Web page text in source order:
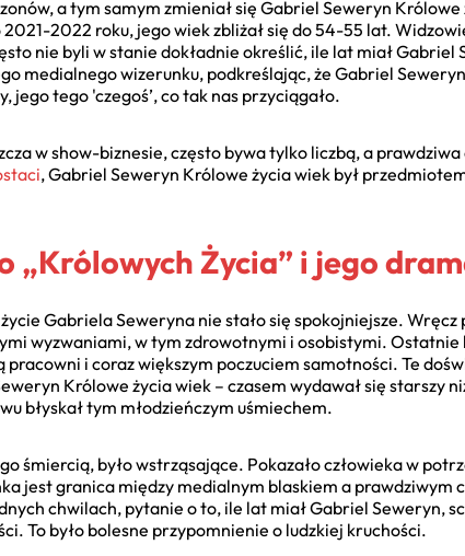
a tym samym zmieniał się Gabriel Seweryn
2022 roku, jego wiek zbliżał się do 54-55 lat.
nie byli w stanie dokładnie określić, ile lat miał
medialnego wizerunku, podkreślając, że Gabriel
tego 'czegoś’, co tak nas przyciągało.
w show-biznesie, często bywa tylko liczbą, a
, Gabriel Seweryn Królowe życia wiek był
„Królowych Życia” i jego
Gabriela Seweryna nie stało się spokojniejsze.
wyzwaniami, w tym zdrowotnymi i osobistymi.
i coraz większym poczuciem samotności. Te
Królowe życia wiek – czasem wydawał się starszy
błyskał tym młodzieńczym uśmiechem.
śmiercią, było wstrząsające. Pokazało człowieka w
jest granica między medialnym blaskiem a prawdziwym
chwilach, pytanie o to, ile lat miał Gabriel Seweryn,
To było bolesne przypomnienie o ludzkiej kruchości.